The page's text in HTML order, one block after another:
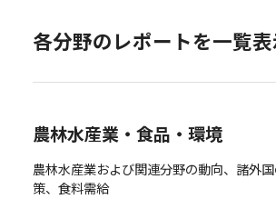
各分野のレポートを一覧
農林水産業・食品・環境
農林水産業および関連分野の動向、諸外
策、食料需給